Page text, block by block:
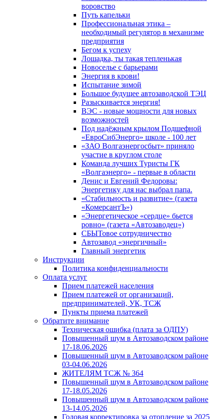
воровство
Путь капельки
Профессиональная этика –
необходимый регулятор в механизме
предприятия
Бегом к успеху
Лошадка, ты такая тепленькая
Новоселье с барьерами
Энергия в крови!
Испытание зимой
Большое будущее автозаводской ТЭЦ
Разыскивается энергия!
ВЭС - новые мощности для новых
возможностей
Под надёжным крылом Подшефной
«ЕвроСибЭнерго» школе - 100 лет
«ЗАО Волгаэнергосбыт» приняло
участие в круглом столе
Команда лучших Туристы ГК
«Волгаэнерго» - первые в области
Денис и Евгений Федоровы:
Энергетику для нас выбрал папа.
«Стабильность и развитие» (газета
«КомерсантЪ»)
«Энергетическое «сердце» бьется
ровно» (газета «Автозаводец»)
СБЫТовое сотрудничество
Автозавод «энергичный»
Главный энергетик
Инструкции
Политика конфиденциальности
Оплата услуг
Прием платежей населения
Прием платежей от организаций,
предпринимателей, УК, ТСЖ
Пункты приема платежей
Обратите внимание
Техническая ошибка (плата за ОДПУ)
Повышенный шум в Автозаводском районе
17-18.06.2026
Повышенный шум в Автозаводском районе
03-04.06.2026
ЖИТЕЛЯМ ТСЖ № 364
Повышенный шум в Автозаводском районе
17-18.05.2026
Повышенный шум в Автозаводском районе
13-14.05.2026
Годовая корректировка за отопление за 2025